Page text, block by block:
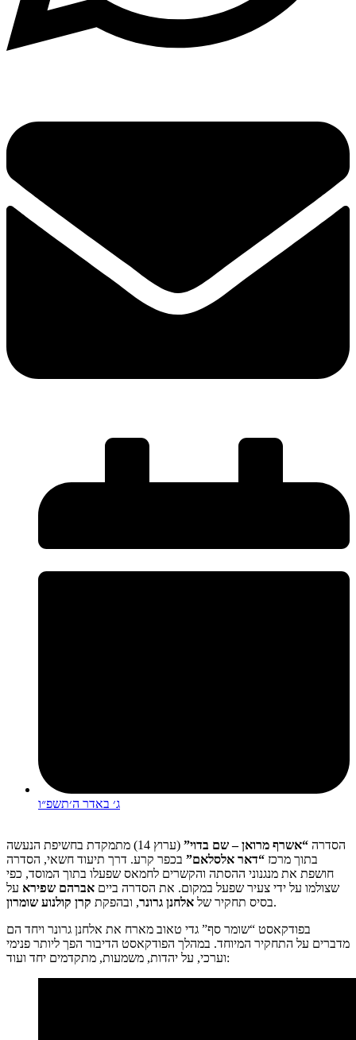
ג׳ באדר ה׳תשפ״ו
הסדרה “אשרף מרואן – שם בדוי”
(ערוץ 14) מתמקדת בחשיפת הנעשה
בתוך מרכז “דאר אלסלאם” בכפר קרע. דרך תיעוד חשאי, הסדרה
חושפת את מנגנוני ההסתה והקשרים לחמאס שפעלו בתוך המוסד, כפי
שצולמו על ידי צעיר שפעל במקום. את הסדרה ביים אברהם שפירא על
בסיס תחקיר של אלחנן גרונר, ובהפקת קרן קולנוע שומרון
.
בפודקאסט “שומר סף” גדי טאוב מארח את אלחנן גרונר ויחד הם
מדברים על התחקיר המיוחד. במהלך הפודקאסט הדיבור הפך ליותר פנימי
וערכי, על יהדות, משמעות, מתקדמים יחד ועוד: